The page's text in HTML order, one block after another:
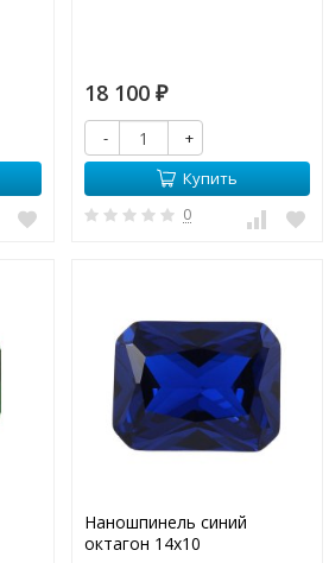
18 100 ₽
-
+
Купить
0
Наношпинель синий
октагон 14х10